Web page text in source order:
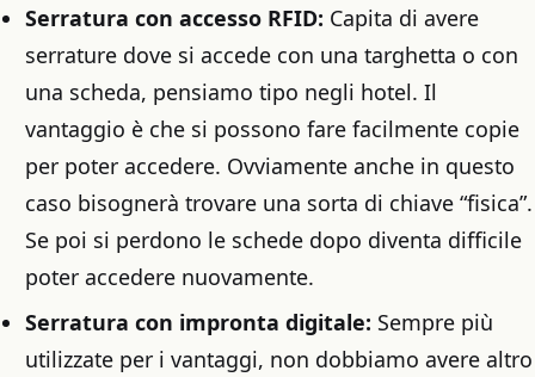
Serratura con accesso RFID: Capita di avere
serrature dove si accede con una targhetta o con
una scheda, pensiamo tipo negli hotel. Il
vantaggio è che si possono fare facilmente copie
per poter accedere. Ovviamente anche in questo
caso bisognerà trovare una sorta di chiave “fisica”.
Se poi si perdono le schede dopo diventa difficile
poter accedere nuovamente.
Serratura con impronta digitale: Sempre più
utilizzate per i vantaggi, non dobbiamo avere altro